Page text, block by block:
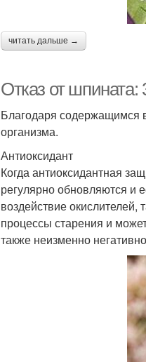
читать дальше →
Отказ от шпината:
Благодаря содержащимся
организма.
Антиоксидант
Когда антиоксидантная
регулярно обновляются и
воздействие
процессы старения и
также неизменно